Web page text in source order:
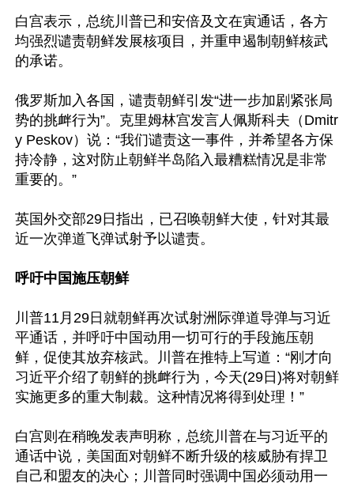
白宫表示，总统川普已和安倍及文在寅通话，各方
均强烈谴责朝鲜发展核项目，并重申遏制朝鲜核武
的承诺。
俄罗斯加入各国，谴责朝鲜引发“进一步加剧紧张局
势的挑衅行为”。克里姆林宫发言人佩斯科夫（Dmitr
y Peskov）说：“我们谴责这一事件，并希望各方保
持冷静，这对防止朝鲜半岛陷入最糟糕情况是非常
重要的。”
英国外交部29日指出，已召唤朝鲜大使，针对其最
近一次弹道飞弹试射予以谴责。
呼吁中国施压朝鲜
川普11月29日就朝鲜再次试射洲际弹道导弹与习近
平通话，并呼吁中国动用一切可行的手段施压朝
鲜，促使其放弃核武。川普在推特上写道：“刚才向
习近平介绍了朝鲜的挑衅行为，今天(29日)将对朝鲜
实施更多的重大制裁。这种情况将得到处理！”
白宫则在稍晚发表声明称，总统川普在与习近平的
通话中说，美国面对朝鲜不断升级的核威胁有捍卫
自己和盟友的决心；川普同时强调中国必须动用一